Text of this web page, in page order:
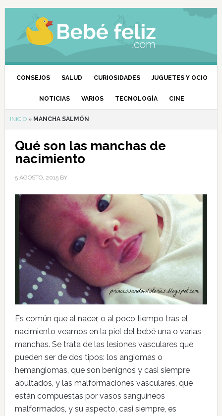
CONSEJOS SALUD CURIOSIDADES JUGUETES Y OCIO
NOTICIAS VARIOS TECNOLOGÍA CINE
INICIO» MANCHA SALMÓN
Qué son las manchas de
nacimiento
5 AGOSTO, 2015BY
Es común que al nacer, o al poco tiempo tras el
nacimiento veamos en la piel del bebé una o varias
manchas. Se trata de las lesiones vasculares que
pueden ser de dos tipos: los angiomas o
hemangiomas, que son benignos y casi siempre
abultados, y las malformaciones vasculares, que
están compuestas por vasos sanguíneos
malformados, y su aspecto, casi siempre, es